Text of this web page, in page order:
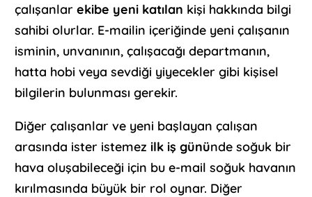
çalışanlarekibe yeni katılan kişi hakkında bilgi
sahibi olurlar. E-mailin içeriğinde yeni çalışanın
isminin, unvanının, çalışacağı departmanın,
hatta hobi veya sevdiği yiyecekler gibi kişisel
bilgilerin bulunması gerekir.
Diğer çalışanlar ve yeni başlayan çalışan
arasında ister istemez ilk iş gününde soğuk bir
hava oluşabileceği için bu e-mail soğuk havanın
kırılmasında büyük bir rol oynar. Diğer